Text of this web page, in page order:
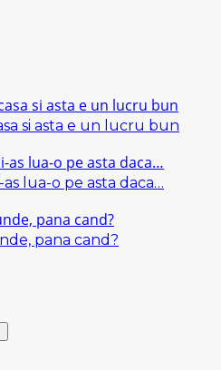
si asta e un lucru bun
lua-o pe asta daca…
pana cand?